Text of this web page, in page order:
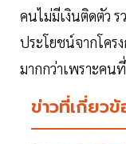
คนไม่มีเงินติดตัว
ประโยชน์จากโคร
มากกว่าเพราะคน
ข่าวที่เกี่ยว